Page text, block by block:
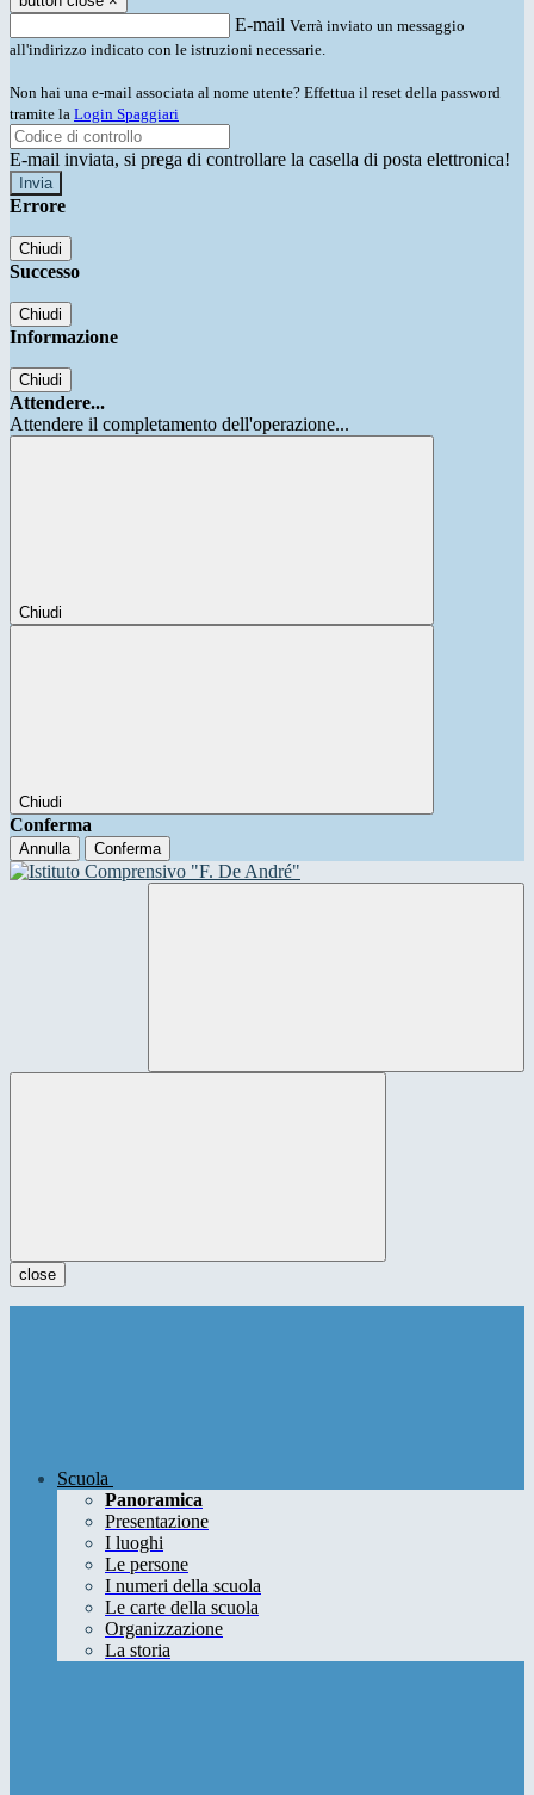
E-mail Verrà inviato un messaggio
all'indirizzo indicato con le istruzioni necessarie.
Non hai una e-mail associata al nome utente? Effettua il reset della password
tramite la Login Spaggiari
E-mail inviata, si prega di controllare la casella di posta elettronica!
Errore
Chiudi
Successo
Chiudi
Informazione
Chiudi
Attendere...
Attendere il completamento dell'operazione...
Chiudi
Chiudi
Conferma
Annulla Conferma
close
Scuola
Panoramica
Presentazione
I luoghi
Le persone
I numeri della scuola
Le carte della scuola
Organizzazione
La storia